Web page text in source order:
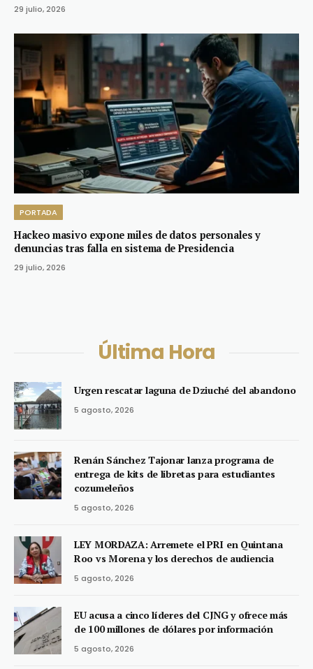
29 julio, 2026
PORTADA
Hackeo masivo expone miles de datos personales y
denuncias tras falla en sistema de Presidencia
29 julio, 2026
Última Hora
Urgen rescatar laguna de Dziuché del abandono
5 agosto, 2026
Renán Sánchez Tajonar lanza programa de
entrega de kits de libretas para estudiantes
cozumeleños
5 agosto, 2026
LEY MORDAZA: Arremete el PRI en Quintana
Roo vs Morena y los derechos de audiencia
5 agosto, 2026
EU acusa a cinco líderes del CJNG y ofrece más
de 100 millones de dólares por información
5 agosto, 2026